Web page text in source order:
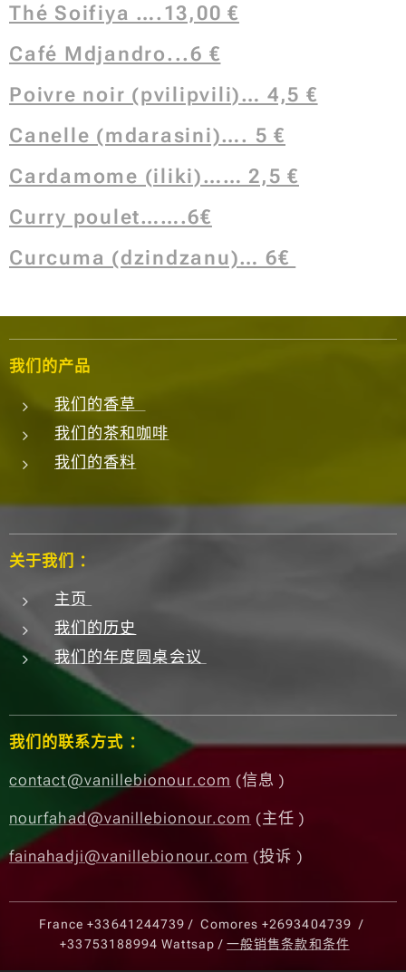
Thé Soifiya ….13,00 €
Café Mdjandro...6 €
Poivre noir (pvilipvili)… 4,5 €
Canelle (mdarasini)…. 5 €
Cardamome (iliki)…… 2,5 €
Curry poulet…….6€
Curcuma (dzindzanu)… 6€
我们的产品
我们的香草
我们的茶和咖啡
我们的香料
关于我们 ：
主页
我们的历史
我们的年度圆桌会议
我们的联系方式 ：
contact@vanillebionour.com (信息 )
nourfahad@vanillebionour.com (主任 )
fainahadji@vanillebionour.com (投诉 )
France+33641244739 / Comores+2693404739 /
+33753188994Wattsap / 一般销售条款和条件